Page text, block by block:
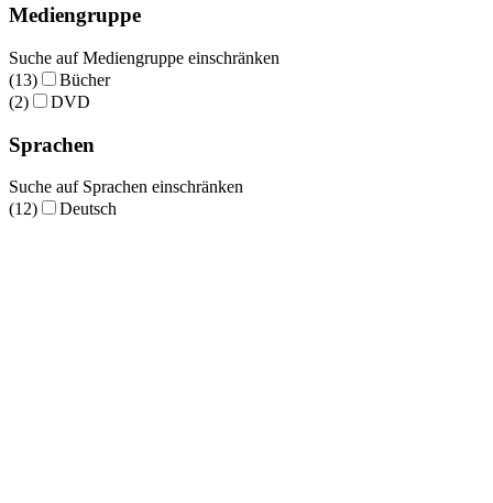
Mediengruppe
Suche auf Mediengruppe einschränken
(13)
Bücher
(2)
DVD
Sprachen
Suche auf Sprachen einschränken
(12)
Deutsch